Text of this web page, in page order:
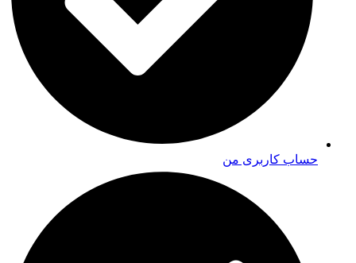
حساب کاربری من